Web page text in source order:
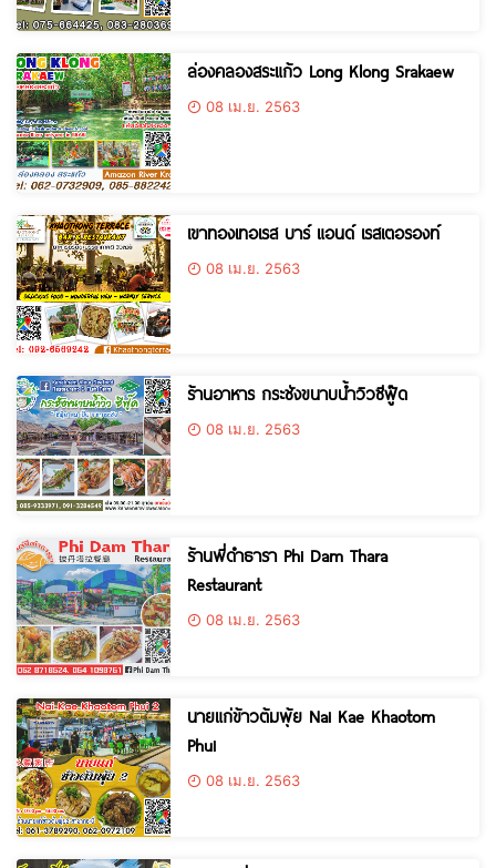
ล่องคลองสระแก้ว Long Klong Srakaew
08 เม.ย. 2563
เขาทองเทอเรส บาร์ แอนด์ เรสเตอรองท์
08 เม.ย. 2563
ร้านอาหาร กระชังขนาบน้ำวิวซีฟู๊ด
08 เม.ย. 2563
ร้านพี่ดำธารา Phi Dam Thara
Restaurant
08 เม.ย. 2563
นายแก่ข้าวต้มพุ้ย Nai Kae Khaotom
Phui
08 เม.ย. 2563